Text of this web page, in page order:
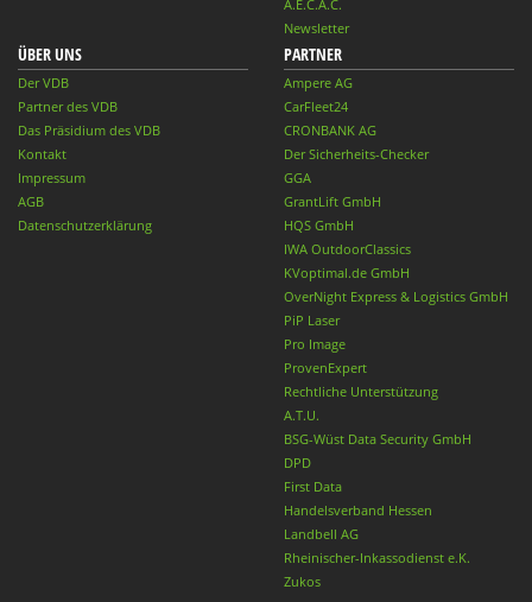
A.E.C.A.C.
Newsletter
ÜBER UNS
Der VDB
Partner des VDB
Das Präsidium des VDB
Kontakt
Impressum
AGB
Datenschutzerklärung
PARTNER
Ampere AG
CarFleet24
CRONBANK AG
Der Sicherheits-Checker
GGA
GrantLift GmbH
HQS GmbH
IWA OutdoorClassics
KVoptimal.de GmbH
OverNight Express & Logistics GmbH
PiP Laser
Pro Image
ProvenExpert
Rechtliche Unterstützung
A.T.U.
BSG-Wüst Data Security GmbH
DPD
First Data
Handelsverband Hessen
Landbell AG
Rheinischer-Inkassodienst e.K.
Zukos